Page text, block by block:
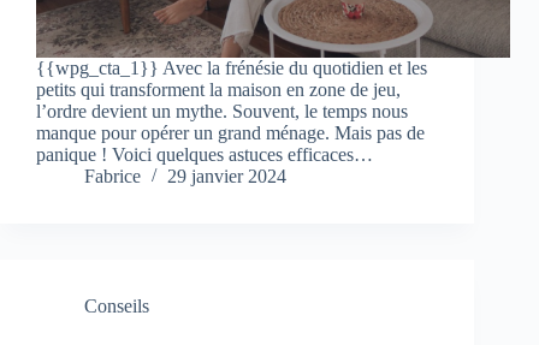
{{wpg_cta_1}} Avec la frénésie du quotidien et les
petits qui transforment la maison en zone de jeu,
l’ordre devient un mythe. Souvent, le temps nous
manque pour opérer un grand ménage. Mais pas de
panique ! Voici quelques astuces efficaces…
Fabrice
29 janvier 2024
Conseils